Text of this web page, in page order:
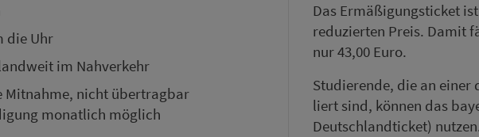
die Uhr
im Nah­ver­kehr
Mitnahme, nicht über­trag­bar
monatlich möglich
Das Er­mä­ßi­gungsticket
reduzierten Preis. Damit
nur 43,00 Euro.
Stu­die­rende, die an
liert sind, können das
Deutschlandticket)